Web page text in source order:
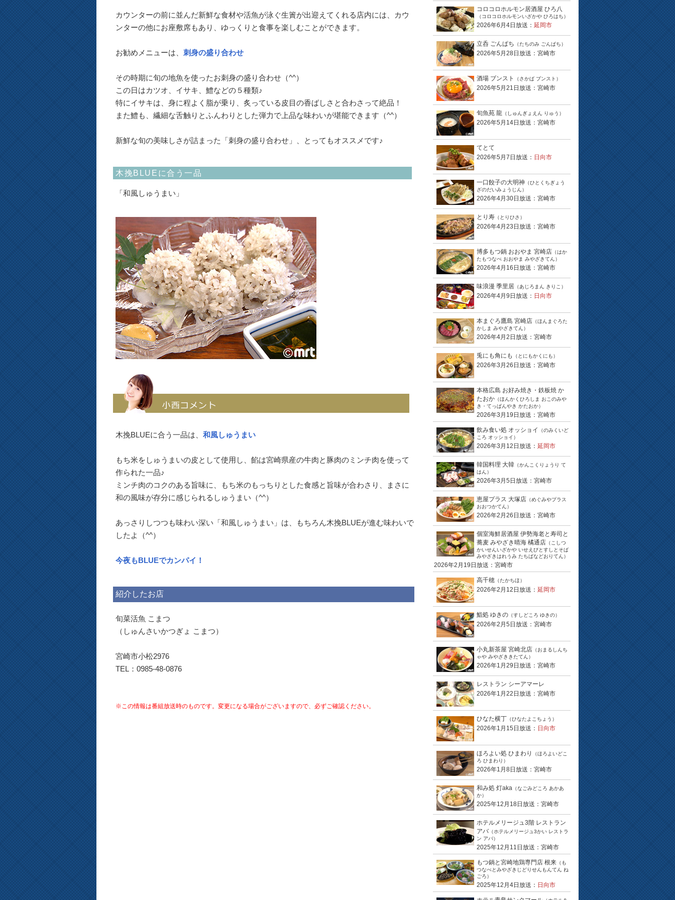
カウンターの前に並んだ新鮮な食材や活魚が泳ぐ生簀が出迎えてくれる店内には、カウ
ンターの他にお座敷席もあり、ゆっくりと食事を楽しむことができます。
お勧めメニューは、 刺身の盛り合わせ
その時期に旬の地魚を使ったお刺身の盛り合わせ（^^）
この日はカツオ、イサキ、鱧などの５種類♪
特にイサキは、身に程よく脂が乗り、炙っている皮目の香ばしさと合わさって絶品！
また鱧も、繊細な舌触りとふんわりとした弾力で上品な味わいが堪能できます（^^）
新鮮な旬の美味しさが詰まった「刺身の盛り合わせ」、とってもオススメです♪
木挽BLUEに合う一品
「和風しゅうまい」
木挽BLUEに合う一品は、 和風しゅうまい
もち米をしゅうまいの皮として使用し、餡は宮崎県産の牛肉と豚肉のミンチ肉を使って
作られた一品♪
ミンチ肉のコクのある旨味に、もち米のもっちりとした食感と旨味が合わさり、まさに
和の風味が存分に感じられるしゅうまい（^^）
あっさりしつつも味わい深い「和風しゅうまい」は、もちろん木挽BLUEが進む味わいで
したよ（^^）
今夜もBLUEでカンパイ！
紹介したお店
旬菜活魚 こまつ
（しゅんさいかつぎょ こまつ）
宮崎市小松2976
TEL：0985-48-0876
※この情報は番組放送時のものです。変更になる場合がございますので、必ずご確認ください。
コロコロホルモン居酒屋 ひろ八
（コロコロホルモンいざかや ひろはち）
2026年6月4日放送： 延岡市
立呑 ごんぱち （たちのみ ごんぱち）
2026年5月28日放送：宮崎市
酒場 ブンスト （さかば ブンスト）
2026年5月21日放送：宮崎市
旬魚苑 龍 （しゅんぎょえん りゅう）
2026年5月14日放送：宮崎市
てとて
2026年5月7日放送： 日向市
一口餃子の大明神 （ひとくちぎょう
ざのだいみょうじん）
2026年4月30日放送：宮崎市
とり寿 （とりひさ）
2026年4月23日放送：宮崎市
博多もつ鍋 おおやま 宮崎店 （はか
たもつなべ おおやま みやざきてん）
2026年4月16日放送：宮崎市
味浪漫 季里居 （あじろまん きりこ）
2026年4月9日放送： 日向市
本まぐろ鷹島 宮崎店 （ほんまぐろた
かしま みやざきてん）
2026年4月2日放送：宮崎市
兎にも角にも （とにもかくにも）
2026年3月26日放送：宮崎市
本格広島 お好み焼き・鉄板焼 か
たおか （ほんかくひろしま おこのみや
き・てっぱんやき かたおか）
2026年3月19日放送：宮崎市
飲み食い処 オッショイ
（のみくいど
ころ オッショイ）
2026年3月12日放送： 延岡市
韓国料理 大韓 （かんこくりょうり て
はん）
2026年3月5日放送：宮崎市
恵屋プラス 大塚店 （めぐみやプラス
おおつかてん）
2026年2月26日放送：宮崎市
個室海鮮居酒屋 伊勢海老と寿司と
蕎麦 みやざき晴海 橘通店 （こしつ
かいせんいざかや いせえびとすしとそば
みやざきはれうみ たちばなどおりてん）
2026年2月19日放送：宮崎市
高千穂 （たかちほ）
2026年2月12日放送： 延岡市
鮨処 ゆきの （すしどころ ゆきの）
2026年2月5日放送：宮崎市
小丸新茶屋 宮崎北店 （おまるしんち
ゃや みやざききたてん）
2026年1月29日放送：宮崎市
レストラン シーアマーレ
2026年1月22日放送：宮崎市
ひなた横丁 （ひなたよこちょう）
2026年1月15日放送： 日向市
ほろよい処 ひまわり
（ほろよいどこ
ろ ひまわり）
2026年1月8日放送：宮崎市
和み処 灯aka （なごみどころ あかあ
か）
2025年12月18日放送：宮崎市
ホテルメリージュ3階 レストラン
アバ（ホテルメリージュ3かい レストラ
ン アバ）
2025年12月11日放送：宮崎市
もつ鍋と宮崎地鶏専門店 根来 （も
つなべとみやざきじどりせんもんてん ね
ごろ）
2025年12月4日放送： 日向市